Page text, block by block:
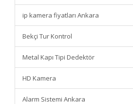
ip kamera fiyatları Ankara
Bekçi Tur Kontrol
Metal Kapı Tipi Dedektör
HD Kamera
Alarm Sistemi Ankara